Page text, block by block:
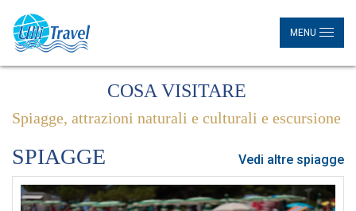
MENU
COSA VISITARE
Spiagge, attrazioni naturali e culturali e escursione
SPIAGGE Vedi altre spiagge